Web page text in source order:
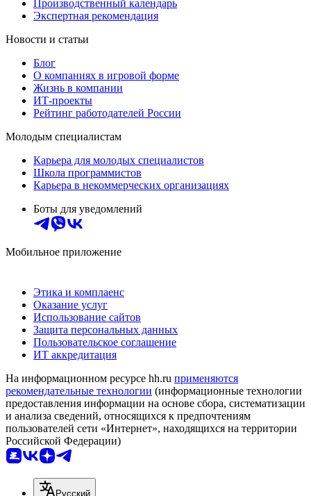
Производственный календарь
Экспертная рекомендация
Новости и статьи
Блог
О компаниях в игровой форме
Жизнь в компании
ИТ-проекты
Рейтинг работодателей России
Молодым специалистам
Карьера для молодых специалистов
Школа программистов
Карьера в некоммерческих организациях
Боты для уведомлений
Мобильное приложение
Этика и комплаенс
Оказание услуг
Использование сайтов
Защита персональных данных
Пользовательское соглашение
ИТ аккредитация
На информационном ресурсе hh.ru применяются
рекомендательные технологии (информационные технологии
предоставления информации на основе сбора, систематизации
и анализа сведений, относящихся к предпочтениям
пользователей сети «Интернет», находящихся на территории
Российской Федерации)
Русский